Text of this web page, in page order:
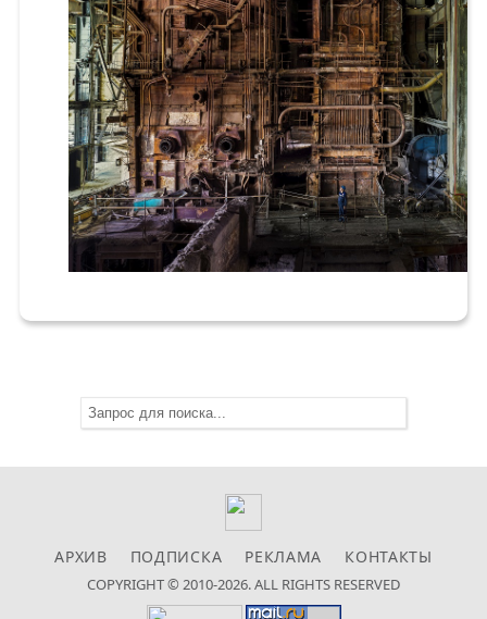
АРХИВ ПОДПИСКА РЕКЛАМА КОНТАКТЫ
COPYRIGHT © 2010-2026. ALL RIGHTS RESERVED